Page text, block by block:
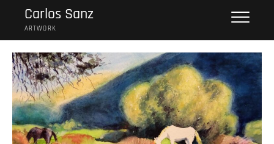
content
Carlos Sanz
ARTWORK